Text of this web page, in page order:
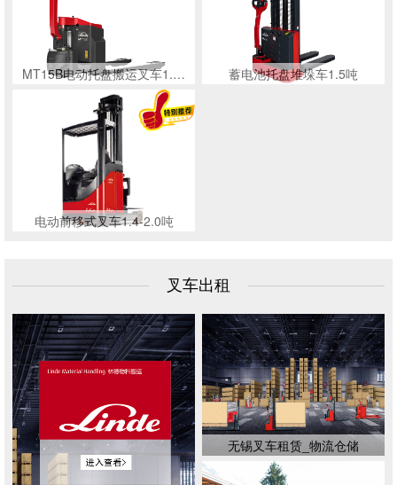
MT15B电动托盘搬运叉车1.… 蓄电池托盘堆垛车1.5吨
电动前移式叉车1.4-2.0吨
叉车出租
无锡叉车租赁_物流仓储